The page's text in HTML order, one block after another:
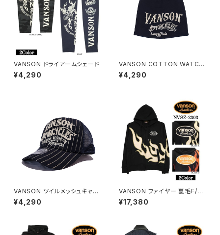
VANSON ドライアームシェード
¥4,290
VANSON COTTON WATCH
CAP
¥4,290
VANSON ツイルメッシュキャッ
プ ウォバッシュ
¥4,290
VANSON ファイヤー 裏毛F/Z
パーカー
¥17,380